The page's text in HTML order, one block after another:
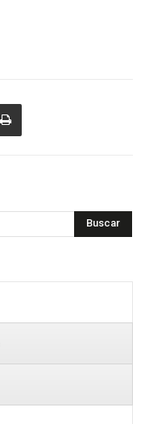
Buscar